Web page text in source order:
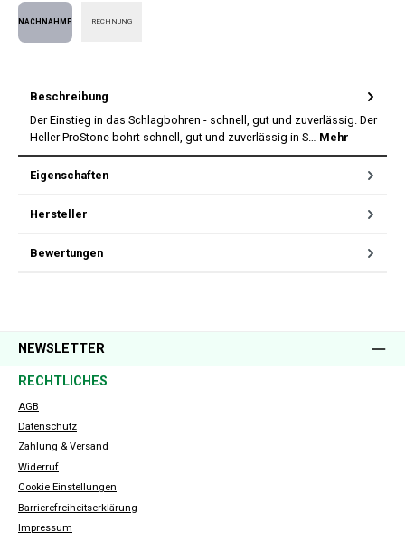
RECHNUNG
Beschreibung
Der Einstieg in das Schlagbohren - schnell, gut und zuverlässig. Der
Heller ProStone bohrt schnell, gut und zuverlässig in S… Mehr
Eigenschaften
Hersteller
Bewertungen
NEWSLETTER
RECHTLICHES
AGB
Datenschutz
Zahlung & Versand
Widerruf
Cookie Einstellungen
Barrierefreiheitserklärung
Impressum